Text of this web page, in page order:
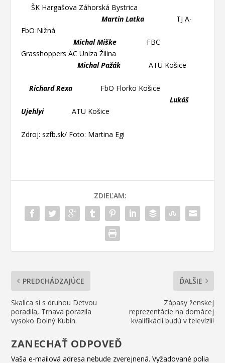
ŠK Hargašova Záhorská Bystrica
Martin Latka
TJ A-
FbO Nižná
Michal Miške FBC
Grasshoppers AC Uniza Žilina
Michal Pažák
ATU Košice
Richard Rexa FbO Florko Košice
Lukáš
UjehlyiATU Košice
Zdroj: szfb.sk/ Foto: Martina Egi
ZDIEĽAM:
PREDCHÁDZAJÚCE
Skalica si s druhou Detvou
poradila, Trnava porazila
vysoko Dolný Kubín.
ĎALŠIE
Zápasy ženskej
reprezentácie na domácej
kvalifikácii budú v televízii!
ZANECHAŤ ODPOVEĎ
Vaša e-mailová adresa nebude zverejnená. Vyžadované polia